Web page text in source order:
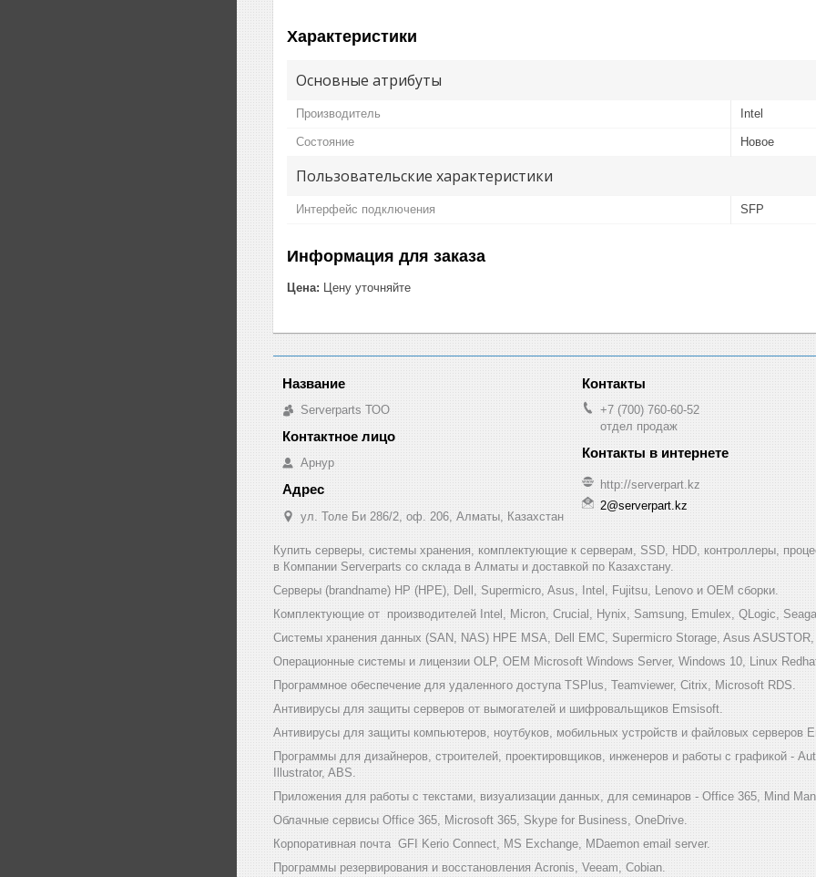
Характеристики
Основные атрибуты
Производитель Intel
Состояние Новое
Пользовательские характеристики
Интерфейс подключения SFP
Информация для заказа
Цена: Цену уточняйте
Serverparts ТОО
Арнур
ул. Толе Би 286/2, оф. 206, Алматы, Казахстан
+7 (700) 760-60-52
отдел продаж
http://serverpart.kz
2@serverpart.kz
Купить серверы, системы хранения, комплектующие к серверам, SSD, HDD, контроллеры,
в Компании Serverparts со склада в Алматы и доставкой по Казахстану.
Серверы (brandname) HP (HPE), Dell, Supermicro, Asus, Intel, Fujitsu, Lenovo и ОЕМ сборки.
Комплектующие от производителей Intel, Micron, Crucial, Hynix, Samsung, Emulex, QLogic,
Системы хранения данных (SAN, NAS) HPE MSA, Dell EMC, Supermicro Storage, Asus
Операционные системы и лицензии OLP, OEM Microsoft Windows Server, Windows 10, Linux
Программное обеспечение для удаленного доступа TSPlus, Teamviewer, Citrix, Microsoft RDS.
Антивирусы для защиты серверов от вымогателей и шифровальщиков Emsisoft.
Антивирусы для защиты компьютеров, ноутбуков, мобильных устройств и файловых серверов
Программы для дизайнеров, строителей, проектировщиков, инженеров и работы с графикой -
Illustrator, ABS.
Приложения для работы с текстами, визуализации данных, для семинаров - Office 365, Mind
Облачные сервисы Office 365, Microsoft 365, Skype for Business, OneDrive.
Корпоративная почта GFI Kerio Connect, MS Exchange, MDaemon email server.
Программы резервирования и восстановления Acronis, Veeam, Cobian.